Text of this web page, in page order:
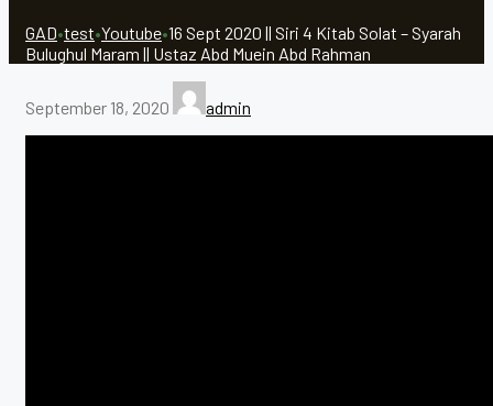
GAD•test•Youtube•16 Sept 2020 || Siri 4 Kitab Solat – Syarah
Bulughul Maram || Ustaz Abd Muein Abd Rahman
September 18, 2020 admin